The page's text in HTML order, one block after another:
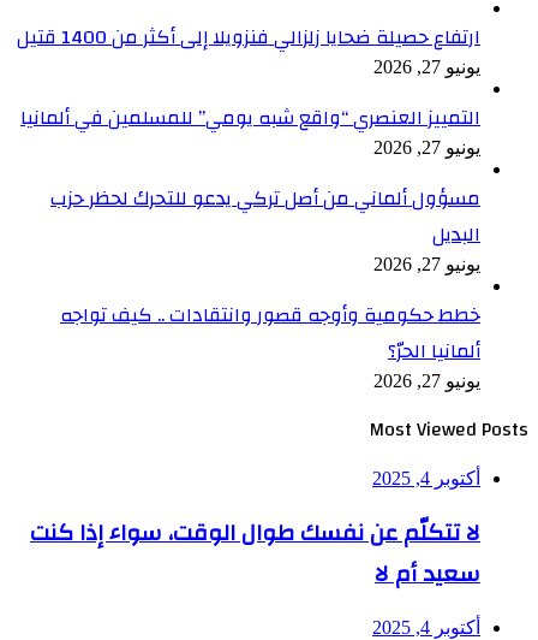
ارتفاع حصيلة ضحايا زلزالي فنزويلا إلى أكثر من 1400 قتيل
يونيو 27, 2026
التمييز العنصري “واقع شبه يومي” للمسلمين في ألمانيا
يونيو 27, 2026
مسؤول ألماني من أصل تركي يدعو للتحرك لحظر حزب
البديل
يونيو 27, 2026
خطط حكومية وأوجه قصور وانتقادات .. كيف تواجه
ألمانيا الحرّ؟
يونيو 27, 2026
Most Viewed Posts
أكتوبر 4, 2025
لا تتكلّم عن نفسك طوال الوقت، سواء إذا كنت
سعيد أم لا
أكتوبر 4, 2025